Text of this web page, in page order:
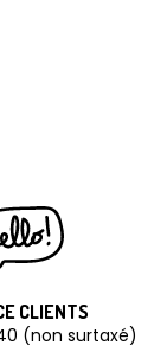
CLIENTS
(non surtaxé)